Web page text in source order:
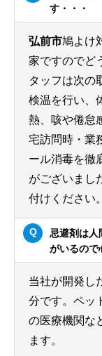
す・・・
弘前市鳩よけ
家ですのでど
タッフは次の
検温を行い、
熱、咳や倦怠
宅訪問時・業
ール消毒を徹
がございまし
付けください。
忌避剤は人
がいるので
当社が開発し
分です。ペッ
の医療機関な
ます。